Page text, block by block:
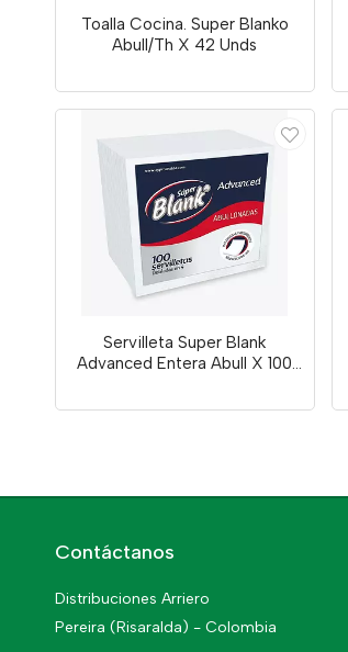
Toalla Cocina. Super Blanko
Abull/Th X 42 Unds
Servilleta Super Blank
Advanced Entera Abull X 100
Contáctanos
Distribuciones Arriero
Pereira (Risaralda) - Colombia